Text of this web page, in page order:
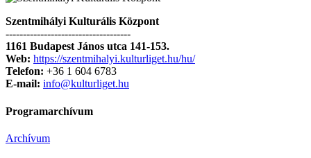
Szentmihályi Kulturális Központ
------------------------------------
1161 Budapest János utca 141-153.
Web: https://szentmihalyi.kulturliget.hu/hu/
Telefon: +36 1 604 6783
E-mail: info@kulturliget.hu
Programarchívum
Archívum